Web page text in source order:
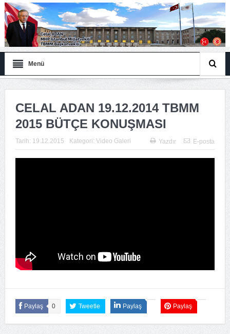
Menü
CELAL ADAN 19.12.2014 TBMM
2015 BÜTÇE KONUŞMASI
Tarih: 19.12.2015 Kategori: Video Galeri Yazdır E-posta
Paylaş 0 Tweetle Paylaş Paylaş